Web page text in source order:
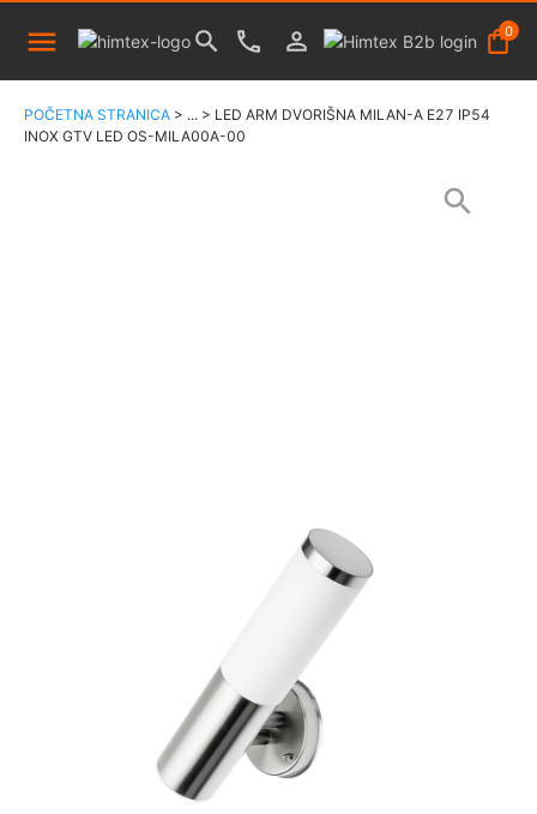
0
POČETNA STRANICA > ... > LED ARM DVORIŠNA MILAN-A E27 IP54
INOX GTV LED OS-MILA00A-00